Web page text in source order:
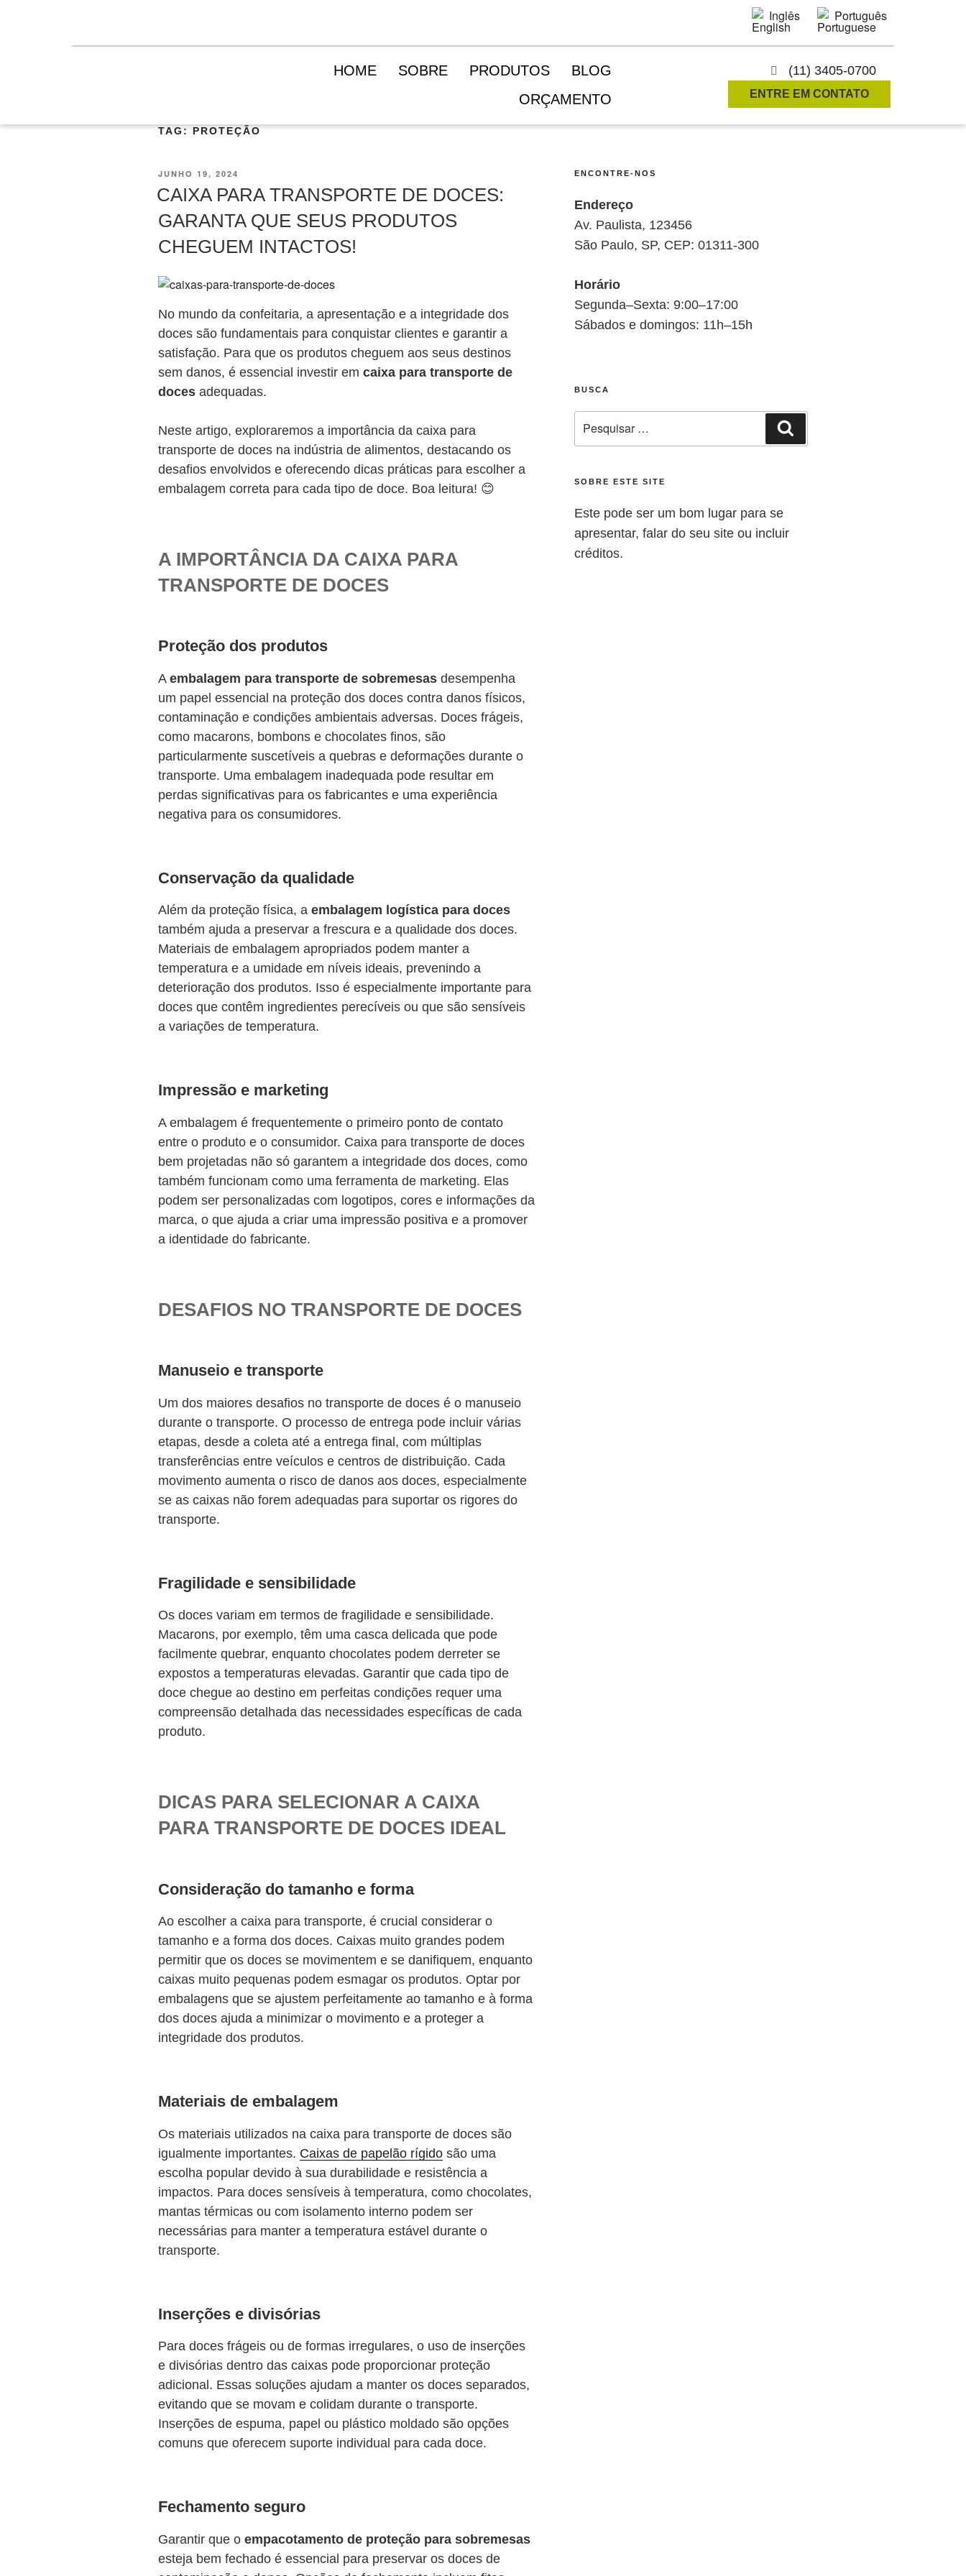
Inglês Português
HOME SOBRE PRODUTOS
BLOG
ORÇAMENTO
(11) 3405-0700
ENTRE EM CONTATO
TAG: PROTEÇÃO
JUNHO 19, 2024
CAIXA PARA TRANSPORTE DE DOCES:
GARANTA QUE SEUS PRODUTOS
CHEGUEM INTACTOS!
No mundo da confeitaria, a apresentação e a integridade dos
doces são fundamentais para conquistar clientes e garantir a
satisfação. Para que os produtos cheguem aos seus destinos
sem danos, é essencial investir em caixa para transporte de
doces adequadas.
Neste artigo, exploraremos a importância da caixa para
transporte de doces na indústria de alimentos, destacando os
desafios envolvidos e oferecendo dicas práticas para escolher a
embalagem correta para cada tipo de doce. Boa leitura! 😊
A IMPORTÂNCIA DA CAIXA PARA
TRANSPORTE DE DOCES
Proteção dos produtos
A embalagem para transporte de sobremesas desempenha
um papel essencial na proteção dos doces contra danos físicos,
contaminação e condições ambientais adversas. Doces frágeis,
como macarons, bombons e chocolates finos, são
particularmente suscetíveis a quebras e deformações durante o
transporte. Uma embalagem inadequada pode resultar em
perdas significativas para os fabricantes e uma experiência
negativa para os consumidores.
Conservação da qualidade
Além da proteção física, a embalagem logística para doces
também ajuda a preservar a frescura e a qualidade dos doces.
Materiais de embalagem apropriados podem manter a
temperatura e a umidade em níveis ideais, prevenindo a
deterioração dos produtos. Isso é especialmente importante para
doces que contêm ingredientes perecíveis ou que são sensíveis
a variações de temperatura.
Impressão e marketing
A embalagem é frequentemente o primeiro ponto de contato
entre o produto e o consumidor. Caixa para transporte de doces
bem projetadas não só garantem a integridade dos doces, como
também funcionam como uma ferramenta de marketing. Elas
podem ser personalizadas com logotipos, cores e informações da
marca, o que ajuda a criar uma impressão positiva e a promover
a identidade do fabricante.
DESAFIOS NO TRANSPORTE DE DOCES
Manuseio e transporte
Um dos maiores desafios no transporte de doces é o manuseio
durante o transporte. O processo de entrega pode incluir várias
etapas, desde a coleta até a entrega final, com múltiplas
transferências entre veículos e centros de distribuição. Cada
movimento aumenta o risco de danos aos doces, especialmente
se as caixas não forem adequadas para suportar os rigores do
transporte.
Fragilidade e sensibilidade
Os doces variam em termos de fragilidade e sensibilidade.
Macarons, por exemplo, têm uma casca delicada que pode
facilmente quebrar, enquanto chocolates podem derreter se
expostos a temperaturas elevadas. Garantir que cada tipo de
doce chegue ao destino em perfeitas condições requer uma
compreensão detalhada das necessidades específicas de cada
produto.
DICAS PARA SELECIONAR A CAIXA
PARA TRANSPORTE DE DOCES IDEAL
Consideração do tamanho e forma
Ao escolher a caixa para transporte, é crucial considerar o
tamanho e a forma dos doces. Caixas muito grandes podem
permitir que os doces se movimentem e se danifiquem, enquanto
caixas muito pequenas podem esmagar os produtos. Optar por
embalagens que se ajustem perfeitamente ao tamanho e à forma
dos doces ajuda a minimizar o movimento e a proteger a
integridade dos produtos.
Materiais de embalagem
Os materiais utilizados na caixa para transporte de doces são
igualmente importantes. Caixas de papelão rígido são uma
escolha popular devido à sua durabilidade e resistência a
impactos. Para doces sensíveis à temperatura, como chocolates,
mantas térmicas ou com isolamento interno podem ser
necessárias para manter a temperatura estável durante o
transporte.
Inserções e divisórias
Para doces frágeis ou de formas irregulares, o uso de inserções
e divisórias dentro das caixas pode proporcionar proteção
adicional. Essas soluções ajudam a manter os doces separados,
evitando que se movam e colidam durante o transporte.
Inserções de espuma, papel ou plástico moldado são opções
comuns que oferecem suporte individual para cada doce.
Fechamento seguro
Garantir que o empacotamento de proteção para sobremesas
esteja bem fechado é essencial para preservar os doces de
ENCONTRE-NOS
Endereço
Av. Paulista, 123456
São Paulo, SP, CEP: 01311-300
Horário
Segunda–Sexta: 9:00–17:00
Sábados e domingos: 11h–15h
BUSCA
SOBRE ESTE SITE
Este pode ser um bom lugar para se
apresentar, falar do seu site ou incluir
créditos.